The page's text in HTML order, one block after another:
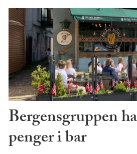
Bergensgruppen
penger i bar